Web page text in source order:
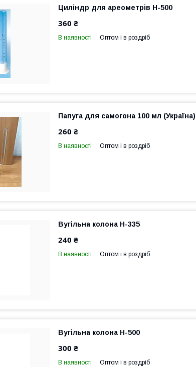
Циліндр для ареометрів Н-500
360 ₴
В наявності Оптом і в роздріб
Папуга для самогона 100 мл (Україна)
260 ₴
В наявності Оптом і в роздріб
Вугільна колона Н-335
240 ₴
В наявності Оптом і в роздріб
Вугільна колона Н-500
300 ₴
В наявності Оптом і в роздріб